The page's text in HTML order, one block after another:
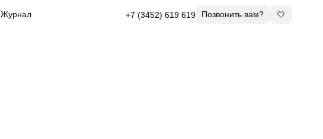
Журнал +7 (3452) 619 619 Позвонить вам?